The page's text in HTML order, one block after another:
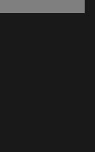
ventana)